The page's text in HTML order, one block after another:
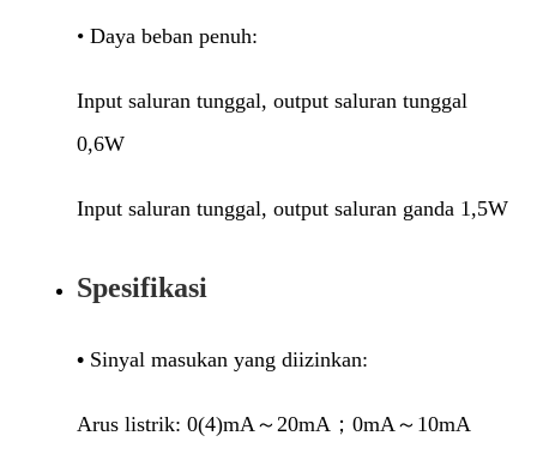
• Daya beban penuh:
Input saluran tunggal, output saluran tunggal
0,6W
Input saluran tunggal, output saluran ganda 1,5W
Spesifikasi
• Sinyal masukan yang diizinkan:
Arus listrik: 0(4)mA～20mA；0mA～10mA